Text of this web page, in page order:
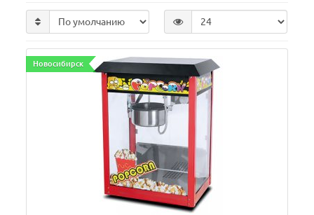
Новосибирск